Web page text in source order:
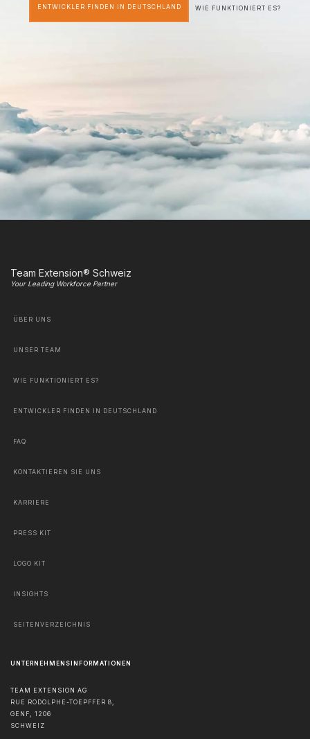
ENTWICKLER FINDEN IN DEUTSCHLAND WIE FUNKTIONIERT ES?
Team Extension® Schweiz
Your Leading Workforce Partner
ÜBER UNS
UNSER TEAM
WIE FUNKTIONIERT ES?
ENTWICKLER FINDEN IN DEUTSCHLAND
FAQ
KONTAKTIEREN SIE UNS
KARRIERE
PRESS KIT
LOGO KIT
INSIGHTS
SEITENVERZEICHNIS
UNTERNEHMENSINFORMATIONEN
TEAM EXTENSION AG
RUE RODOLPHE-TOEPFFER 8,
GENF, 1206
SCHWEIZ